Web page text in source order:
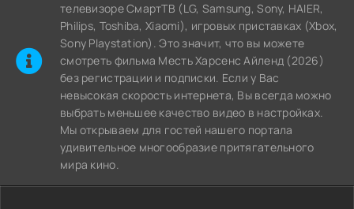
телевизоре СмартТВ (LG, Samsung, Sony, HAIER,
Philips, Toshiba, Xiaomi), игровых приставках (Xbox,
Sony Playstation). Это значит, что вы можете
cмотреть фильма Месть Харсенс Айленд (2026)
без регистрации и подписки. Если у Вас
невысокая скорость интернета, Вы всегда можно
выбрать меньшее качество видео в настройках.
Мы открываем для гостей нашего портала
удивительное многообразие притягательного
мира кино.